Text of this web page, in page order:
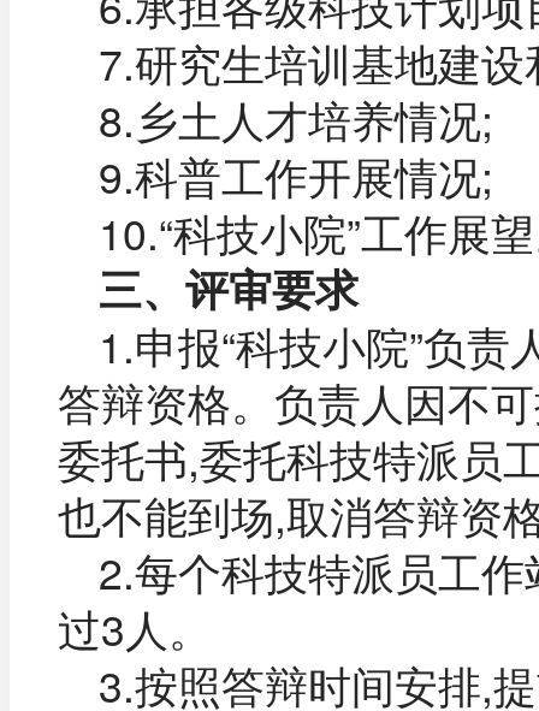
7.研究生培训基地建
8.乡土人才培养情况;
9.科普工作开展情况;
10.“科技小院”工作展
三、评审要求
1.申报“科技小院”负
答辩资格。负责人因不
委托书,委托科技特派员
也不能到场,取消答辩资
2.每个科技特派员工
过3人。
3.按照答辩时间安排,